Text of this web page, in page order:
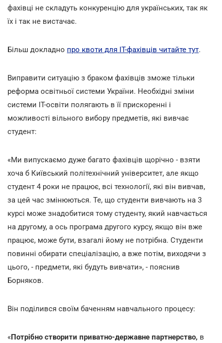
фахівці не складуть конкуренцію для українських, так як
їх і так не вистачає.
Більш докладно про квоти для ІТ-фахівців читайте тут.
Виправити ситуацію з браком фахівців зможе тільки
реформа освітньої системи України. Необхідні зміни
системи ІТ-освіти полягають в її прискоренні і
можливості вільного вибору предметів, які вивчає
студент:
«Ми випускаємо дуже багато фахівців щорічно - взяти
хоча б Київський політехнічний університет, але якщо
студент 4 роки не працює, всі технології, які він вивчав,
за цей час змінюються. Те, що студенти вивчають на 3
курсі може знадобитися тому студенту, який навчається
на другому, а ось програма другого курсу, якщо він вже
працює, може бути, взагалі йому не потрібна. Студенти
повинні обирати спеціалізацію, а вже потім, виходячи з
цього, - предмети, які будуть вивчати», - пояснив
Борняков.
Він поділився своїм баченням навчального процесу:
«Потрібно створити приватно-державне партнерство, в